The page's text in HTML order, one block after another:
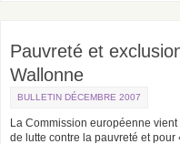
Pauvreté et
Wallonne
BULLETIN DÉCEMBRE 2007
La Commission européenne
de lutte contre la pauvreté et